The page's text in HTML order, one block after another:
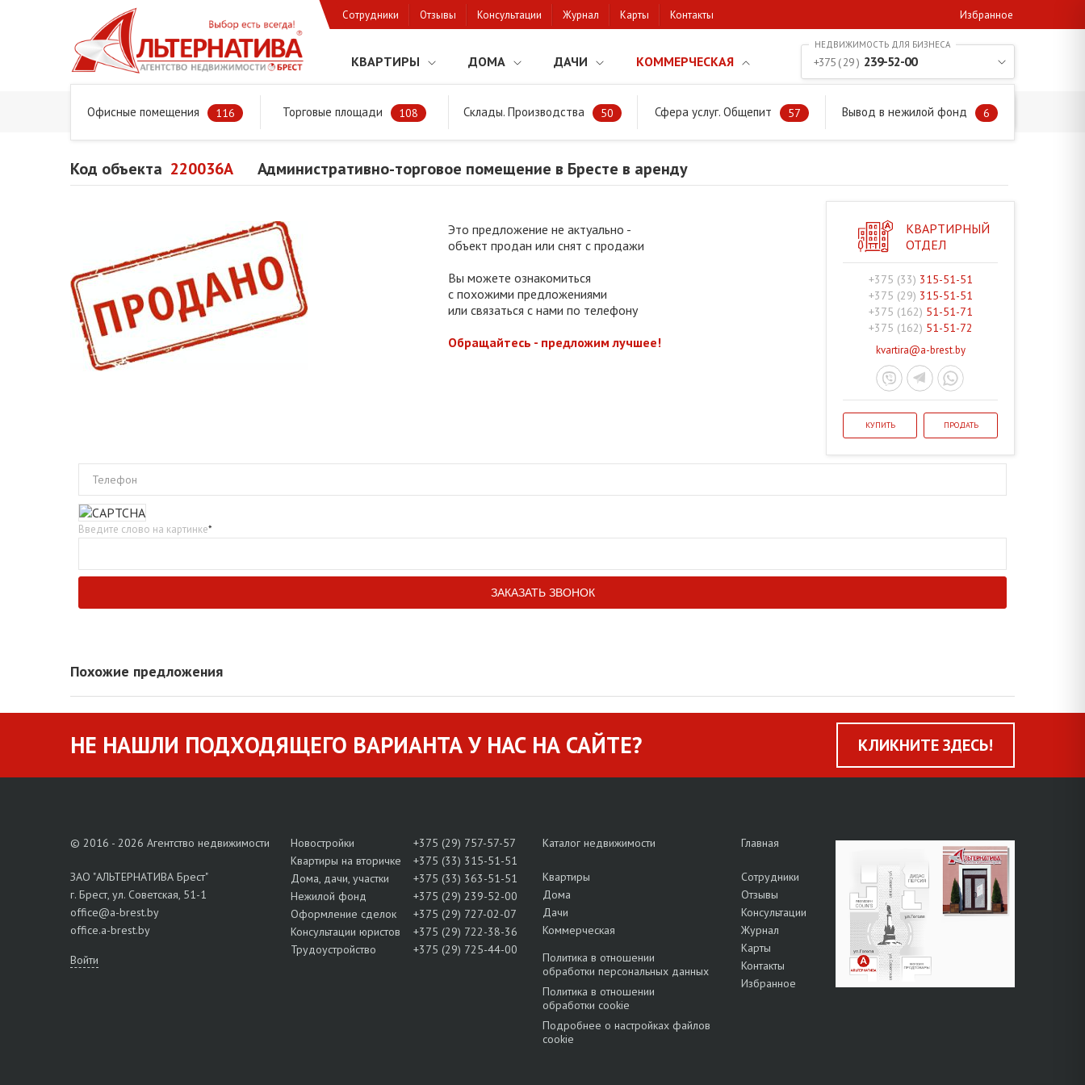
Сотрудники Отзывы Консультации Журнал Карты Контакты Избранное
КВАРТИРЫ ДОМА ДАЧИ КОММЕРЧЕСКАЯ
Офисные помещения 116 Торговые площади 108 Склады. Производства 50 Сфера услуг. Общепит 57 Вывод в нежилой фонд 6
+375 ( 29 ) 239-52-00
Главная Предложения Коммерческая недвижимость Административно-торговое помещение в Бресте в аренду
Код объекта 220036A Административно-торговое помещение в Бресте в аренду
Это предложение не актуально -
объект продан или снят с продажи
Вы можете ознакомиться
с похожими предложениями
или связаться с нами по телефону
Обращайтесь - предложим лучшее!
КВАРТИРНЫЙ
ОТДЕЛ
+375 (33) 315-51-51
+375 (29) 315-51-51
+375 (162) 51-51-71
+375 (162) 51-51-72
kvartira@a-brest.by
КУПИТЬ ПРОДАТЬ
Телефон
Введите слово на картинке*
Похожие предложения
НЕ НАШЛИ ПОДХОДЯЩЕГО ВАРИАНТА У НАС НА САЙТЕ? КЛИКНИТЕ ЗДЕСЬ!
© 2016 - 2026 Агентство недвижимости
ЗАО "АЛЬТЕРНАТИВА Брест"
г. Брест, ул. Советская, 51-1
office@a-brest.by
office.a-brest.by
Войти
Новостройки
+375 (29) 757-57-57
Квартиры на вторичке
+375 (33) 315-51-51
Дома, дачи, участки
+375 (33) 363-51-51
Нежилой фонд
+375 (29) 239-52-00
Оформление сделок
+375 (29) 727-02-07
Консультации юристов
+375 (29) 722-38-36
Трудоустройство
+375 (29) 725-44-00
Каталог недвижимости
Квартиры
Дома
Дачи
Коммерческая
Политика в отношении
обработки персональных данных
Политика в отношении
обработки cookie
Подробнее о настройках файлов
cookie
Главная
Сотрудники
Отзывы
Консультации
Журнал
Карты
Контакты
Избранное